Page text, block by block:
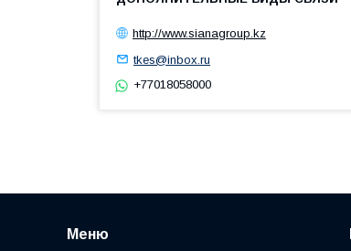
http://www.sianagroup.kz
tkes@inbox.ru
+77018058000
Меню